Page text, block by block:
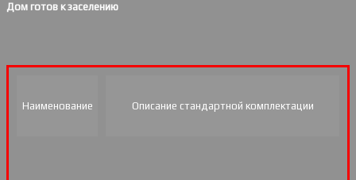
Дом готов к заселению
Наименование Описание стандартной комплектации